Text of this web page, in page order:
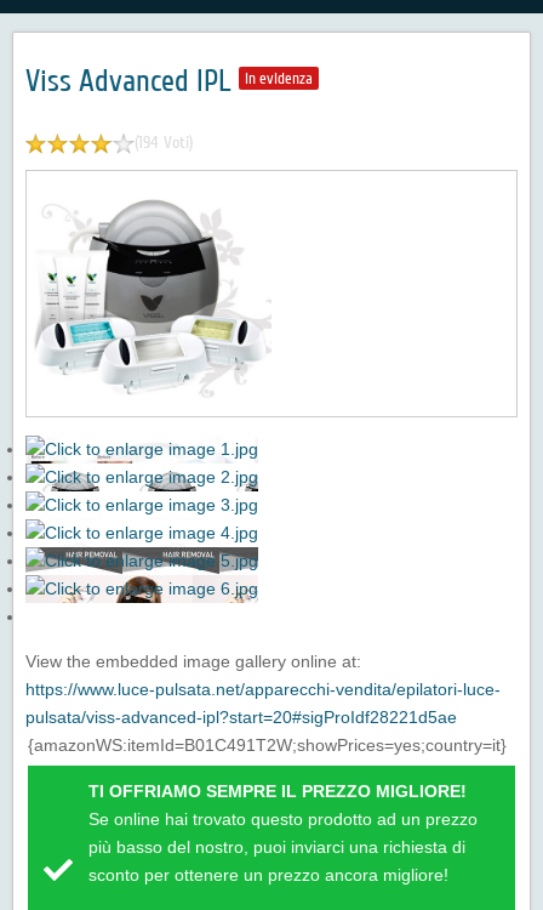
Viss Advanced IPL In evidenza
(194 Voti)
View the embedded image gallery online at:
https://www.luce-pulsata.net/apparecchi-vendita/epilatori-luce-
pulsata/viss-advanced-ipl?start=20#sigProIdf28221d5ae
{amazonWS:itemId=B01C491T2W;showPrices=yes;country=it}
TI OFFRIAMO SEMPRE IL PREZZO MIGLIORE!
Se online hai trovato questo prodotto ad un prezzo
più basso del nostro, puoi inviarci una richiesta di
sconto per ottenere un prezzo ancora migliore!